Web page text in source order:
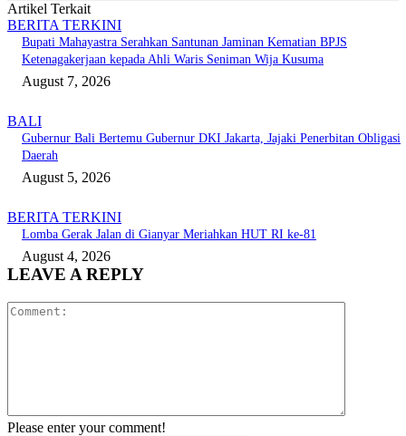
Artikel Terkait
BERITA TERKINI
Bupati Mahayastra Serahkan Santunan Jaminan Kematian BPJS
Ketenagakerjaan kepada Ahli Waris Seniman Wija Kusuma
August 7, 2026
BALI
Gubernur Bali Bertemu Gubernur DKI Jakarta, Jajaki Penerbitan Obligasi
Daerah
August 5, 2026
BERITA TERKINI
Lomba Gerak Jalan di Gianyar Meriahkan HUT RI ke-81
August 4, 2026
LEAVE A REPLY
Please enter your comment!